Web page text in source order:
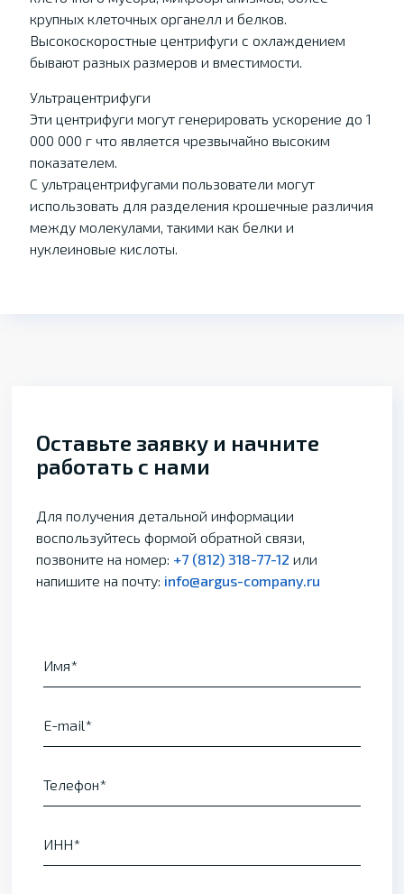
крупных клеточных органелл и белков.
Высокоскоростные центрифуги с охлаждением
бывают разных размеров и вместимости.
Ультрацентрифуги
Эти центрифуги могут генерировать ускорение до 1
000 000 г что является чрезвычайно высоким
показателем.
С ультрацентрифугами пользователи могут
использовать для разделения крошечные различия
между молекулами, такими как белки и
нуклеиновые кислоты.
Оставьте заявку и начните
работать с нами
Для получения детальной информации
воспользуйтесь формой обратной связи,
позвоните на номер: +7 (812) 318-77-12 или
напишите на почту: info@argus-company.ru
Имя
E-mail
Телефон
ИНН